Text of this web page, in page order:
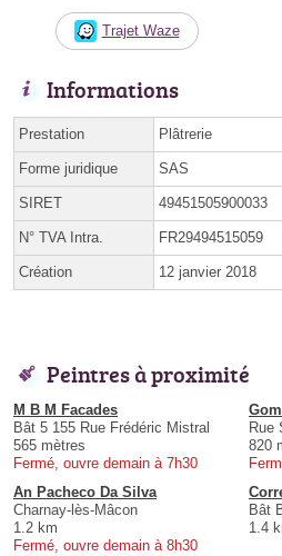
Trajet Waze
Informations
Prestation Plâtrerie
Forme juridique SAS
SIRET 49451505900033
N° TVA Intra. FR29494515059
Création 12 janvier 2018
Peintres à proximité
M B M Facades
Bât 5 155 Rue Frédéric Mistral
565 mètres
Fermé, ouvre demain à 7h30
Rue
820
An Pacheco Da Silva
Charnay-lès-Mâcon
1.2 km
Fermé, ouvre demain à 8h30
Bât
1.4